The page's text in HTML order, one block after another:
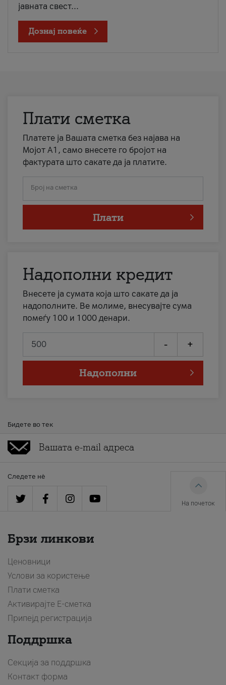
јавната свест...
Дознај повеќе
Плати сметка
Платете ја Вашата сметка без најава на
Мојот А1, само внесете го бројот на
фактурата што сакате да ја платите.
Број на сметка
Плати
Надополни кредит
Внесете ја сумата која што сакате да ја
надополните. Ве молиме, внесувајте сума
помеѓу 100 и 1000 денари.
- +
Надополни
Бидете во тек
Следете нè
На почеток
Брзи линкови
Ценовници
Услови за користење
Плати сметка
Активирајте Е-сметка
Припејд регистрација
Поддршка
Секција за поддршка
Контакт форма